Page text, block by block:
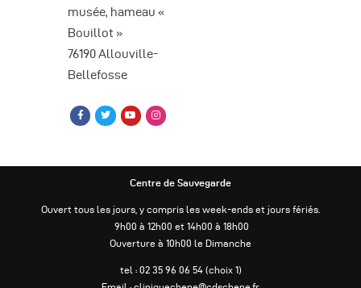
musée, hameau «
Bouillot »
76190 Allouville-
Bellefosse
Centre de Sauvegarde
Ouvert tous les jours, y compris les week-ends et jours fériés.
9h00 à 12h00 et 14h00 à 18h00
Ouverture à 10h00 le Dimanche
tel : 02 35 96 06 54 (choix 1)